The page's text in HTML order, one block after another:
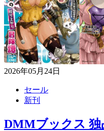
2026年05月24日
セール
新刊
DMMブックス 独